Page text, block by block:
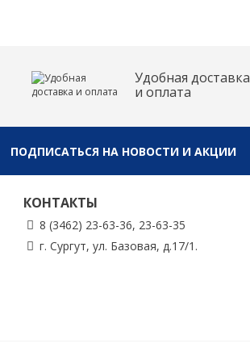
Удобная доставка
и оплата
ПОДПИСАТЬСЯ НА НОВОСТИ И АКЦИИ
КОНТАКТЫ
8 (3462) 23-63-36, 23-63-35
г. Сургут, ул. Базовая, д.17/1.